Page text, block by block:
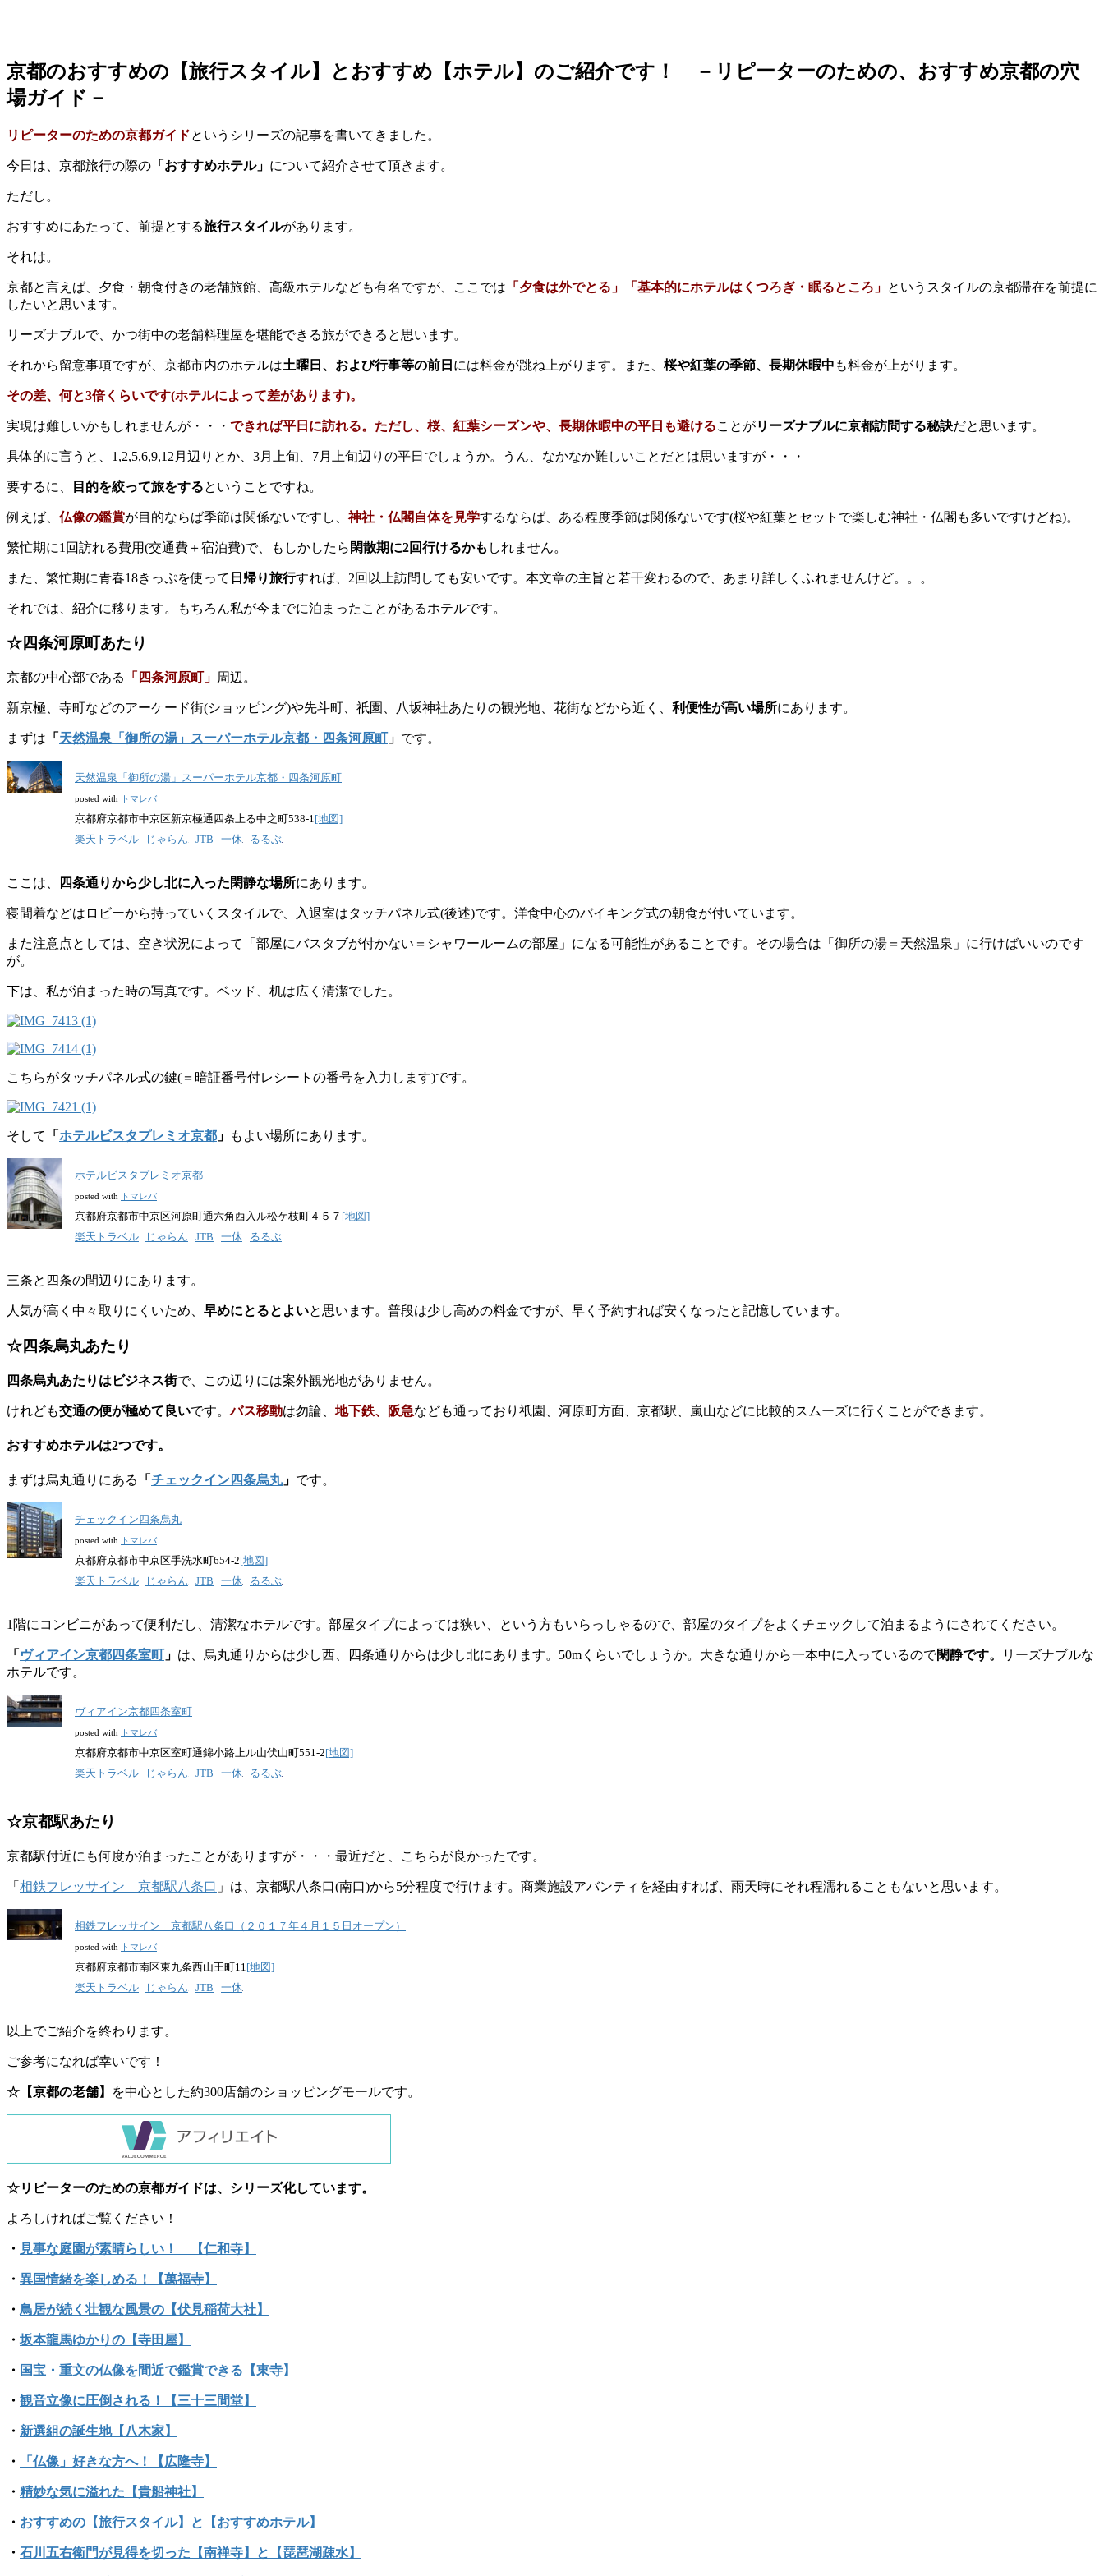
京都のおすすめの【旅行スタイル】とおすすめ【ホテル】のご紹介です！ －リピーターのための、おすすめ京都の穴
場ガイド－
リピーターのための京都ガイドというシリーズの記事を書いてきました。
今日は、京都旅行の際の 「おすすめホテル」 について紹介させて頂きます。
ただし。
おすすめにあたって、前提とする旅行スタイルがあります。
それは。
京都と言えば、夕食・朝食付きの老舗旅館、高級ホテルなども有名ですが、ここでは 「夕食は外でとる」「基本的にホテルはくつろぎ・眠るところ」 というスタイルの京都滞在を前提に
したいと思います。
リーズナブルで、かつ街中の老舗料理屋を堪能できる旅ができると思います。
それから留意事項ですが、京都市内のホテルは土曜日、および行事等の前日 には料金が跳ね上がります。また、 桜や紅葉の季節、長期休暇中 も料金が上がります。
その差、何と3倍くらいです(ホテルによって差があります)。
実現は難しいかもしれませんが・・・ できれば平日に訪れる。 ただし、 桜、紅葉シーズンや、長期休暇中の平日も避けることがリーズナブルに京都訪問する秘訣だと思います。
具体的に言うと、1,2,5,6,9,12月辺りとか、3月上旬、7月上旬辺りの平日でしょうか。うん、なかなか難しいことだとは思いますが・・・
要するに、 目的を絞って旅をするということですね。
例えば、 仏像の鑑賞が目的ならば季節は関係ないですし、神社・仏閣自体を見学するならば、ある程度季節は関係ないです(桜や紅葉とセットで楽しむ神社・仏閣も多いですけどね)。
繁忙期に1回訪れる費用(交通費＋宿泊費)で、もしかしたら 閑散期に2回行けるかも しれません。
また、繁忙期に青春18きっぷを使って 日帰り旅行すれば、2回以上訪問しても安いです。本文章の主旨と若干変わるので、あまり詳しくふれませんけど。。。
それでは、紹介に移ります。もちろん私が今までに泊まったことがあるホテルです。
☆四条河原町あたり
京都の中心部である 「四条河原町」 周辺。
新京極、寺町などのアーケード街(ショッピング)や先斗町、祇園、八坂神社あたりの観光地、花街などから近く、 利便性が高い場所にあります。
まずは 「 天然温泉「御所の湯」スーパーホテル京都・四条河原町 」 です。
天然温泉「御所の湯」スーパーホテル京都・四条河原町
posted with トマレバ
京都府京都市中京区新京極通四条上る中之町538-1[地図]
楽天トラベル
じゃらん JTB 一休 るるぶ
ここは、 四条通りから少し北に入った閑静な場所にあります。
寝間着などはロビーから持っていくスタイルで、入退室はタッチパネル式(後述)です。洋食中心のバイキング式の朝食が付いています。
また注意点としては、空き状況によって「部屋にバスタブが付かない＝シャワールームの部屋」になる可能性があることです。その場合は「御所の湯＝天然温泉」に行けばいいのです
が。
下は、私が泊まった時の写真です。ベッド、机は広く清潔でした。
こちらがタッチパネル式の鍵(＝暗証番号付レシートの番号を入力します)です。
そして 「 ホテルビスタプレミオ京都 」 もよい場所にあります。
ホテルビスタプレミオ京都
posted with トマレバ
京都府京都市中京区河原町通六角西入ル松ケ枝町４５７ [地図]
楽天トラベル
じゃらん JTB 一休 るるぶ
三条と四条の間辺りにあります。
人気が高く中々取りにくいため、 早めにとるとよいと思います。普段は少し高めの料金ですが、早く予約すれば安くなったと記憶しています。
☆四条烏丸あたり
四条烏丸あたりはビジネス街で、この辺りには案外観光地がありません。
けれども交通の便が極めて良いです。バス移動は勿論、 地下鉄、阪急なども通っており祇園、河原町方面、京都駅、嵐山などに比較的スムーズに行くことができます。
おすすめホテルは2つです。
まずは烏丸通りにある 「 チェックイン四条烏丸」 です。
チェックイン四条烏丸
posted with トマレバ
京都府京都市中京区手洗水町654-2[地図]
楽天トラベル
じゃらん JTB 一休 るるぶ
1階にコンビニがあって便利だし、清潔なホテルです。部屋タイプによっては狭い、という方もいらっしゃるので、部屋のタイプをよくチェックして泊まるようにされてください。
「 ヴィアイン京都四条室町 」 は、烏丸通りからは少し西、四条通りからは少し北にあります。50mくらいでしょうか。大きな通りから一本中に入っているので閑静です。
リーズナブルな
ホテルです。
ヴィアイン京都四条室町
posted with トマレバ
京都府京都市中京区室町通錦小路上ル山伏山町551-2[地図]
楽天トラベル
じゃらん JTB 一休 るるぶ
☆京都駅あたり
京都駅付近にも何度か泊まったことがありますが・・・最近だと、こちらが良かったです。
「 相鉄フレッサイン 京都駅八条口 」は、京都駅八条口(南口)から5分程度で行けます。商業施設アバンティを経由すれば、雨天時にそれ程濡れることもないと思います。
相鉄フレッサイン 京都駅八条口（２０１７年４月１５日オープン）
posted with トマレバ
京都府京都市南区東九条西山王町11 [地図]
楽天トラベル
じゃらん JTB 一休
以上でご紹介を終わります。
ご参考になれば幸いです！
☆【京都の老舗】 を中心とした約300店舗のショッピングモールです。
☆リピーターのための京都ガイドは、シリーズ化しています。
よろしければご覧ください！
・ 見事な庭園が素晴らしい！ 【仁和寺】
・ 異国情緒を楽しめる！【萬福寺】
・ 鳥居が続く壮観な風景の【伏見稲荷大社】
・ 坂本龍馬ゆかりの【寺田屋】
・ 国宝・重文の仏像を間近で鑑賞できる【東寺】
・ 観音立像に圧倒される！【三十三間堂】
・ 新選組の誕生地【八木家】
・ 「仏像」好きな方へ！【広隆寺】
・ 精妙な気に溢れた【貴船神社】
・ おすすめの【旅行スタイル】と【おすすめホテル】
・ 石川五右衛門が見得を切った【南禅寺】と【琵琶湖疎水】